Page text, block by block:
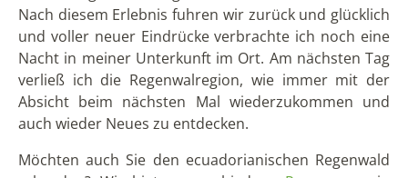
Essen & Trinken(23)Feste & Feiern
(19)Galapagos(26)Inselerlebnisse
(33)Küste(16)Lima(8) Museumstipp(10)
Naturreservate & Nationalparks
(38)Nebelwald (7) Projekte(7) Quito(23)